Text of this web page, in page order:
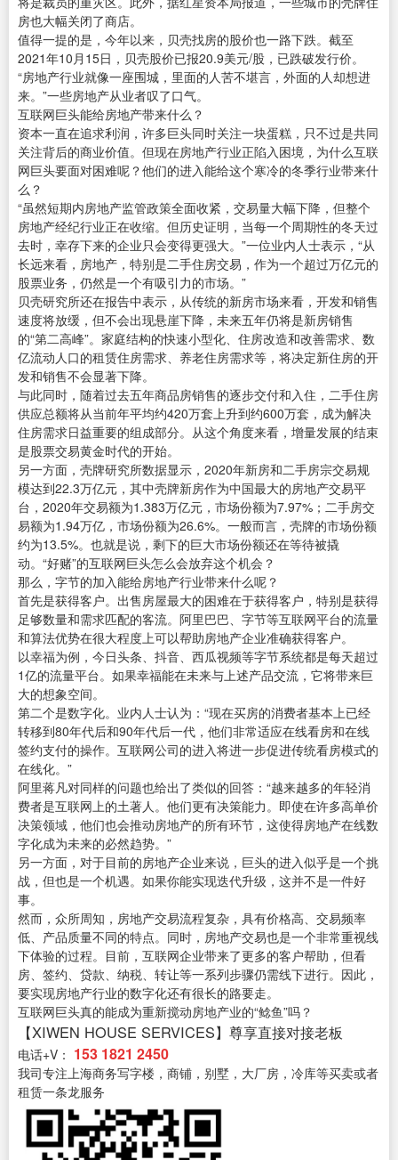
房也大幅关闭了商店。
值得一提的是，今年以来，贝壳找房的股价也一路下跌。截至
2021年10月15日，贝壳股价已报20.9美元/股，已跌破发行价。
“房地产行业就像一座围城，里面的人苦不堪言，外面的人却想进
来。”一些房地产从业者叹了口气。
互联网巨头能给房地产带来什么？
资本一直在追求利润，许多巨头同时关注一块蛋糕，只不过是共同
关注背后的商业价值。但现在房地产行业正陷入困境，为什么互联
网巨头要面对困难呢？他们的进入能给这个寒冷的冬季行业带来什
么？
“虽然短期内房地产监管政策全面收紧，交易量大幅下降，但整个
房地产经纪行业正在收缩。但历史证明，当每一个周期性的冬天过
去时，幸存下来的企业只会变得更强大。”一位业内人士表示，“从
长远来看，房地产，特别是二手住房交易，作为一个超过万亿元的
股票业务，仍然是一个有吸引力的市场。”
贝壳研究所还在报告中表示，从传统的新房市场来看，开发和销售
速度将放缓，但不会出现悬崖下降，未来五年仍将是新房销售
的“第二高峰”。家庭结构的快速小型化、住房改造和改善需求、数
亿流动人口的租赁住房需求、养老住房需求等，将决定新住房的开
发和销售不会显著下降。
与此同时，随着过去五年商品房销售的逐步交付和入住，二手住房
供应总额将从当前年平均约420万套上升到约600万套，成为解决
住房需求日益重要的组成部分。从这个角度来看，增量发展的结束
是股票交易黄金时代的开始。
另一方面，壳牌研究所数据显示，2020年新房和二手房宗交易规
模达到22.3万亿元，其中壳牌新房作为中国最大的房地产交易平
台，2020年交易额为1.383万亿元，市场份额为7.97%；二手房交
易额为1.94万亿，市场份额为26.6%。一般而言，壳牌的市场份额
约为13.5%。也就是说，剩下的巨大市场份额还在等待被撬
动。“好赌”的互联网巨头怎么会放弃这个机会？
那么，字节的加入能给房地产行业带来什么呢？
首先是获得客户。出售房屋最大的困难在于获得客户，特别是获得
足够数量和需求匹配的客流。阿里巴巴、字节等互联网平台的流量
和算法优势在很大程度上可以帮助房地产企业准确获得客户。
以幸福为例，今日头条、抖音、西瓜视频等字节系统都是每天超过
1亿的流量平台。如果幸福能在未来与上述产品交流，它将带来巨
大的想象空间。
第二个是数字化。业内人士认为：“现在买房的消费者基本上已经
转移到80年代后和90年代后一代，他们非常适应在线看房和在线
签约支付的操作。互联网公司的进入将进一步促进传统看房模式的
在线化。”
阿里蒋凡对同样的问题也给出了类似的回答：“越来越多的年轻消
费者是互联网上的土著人。他们更有决策能力。即使在许多高单价
决策领域，他们也会推动房地产的所有环节，这使得房地产在线数
字化成为未来的必然趋势。”
另一方面，对于目前的房地产企业来说，巨头的进入似乎是一个挑
战，但也是一个机遇。如果你能实现迭代升级，这并不是一件好
事。
然而，众所周知，房地产交易流程复杂，具有价格高、交易频率
低、产品质量不同的特点。同时，房地产交易也是一个非常重视线
下体验的过程。目前，互联网企业带来了更多的客户帮助，但看
房、签约、贷款、纳税、转让等一系列步骤仍需线下进行。因此，
要实现房地产行业的数字化还有很长的路要走。
互联网巨头真的能成为重新搅动房地产业的“鲶鱼”吗？
【XIWEN HOUSE SERVICES】尊享直接对接老板
电话+V： 153 1821 2450
我司专注上海商务写字楼，商铺，别墅，大厂房，冷库等买卖或者
租赁一条龙服务